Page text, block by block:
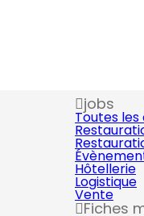
jobs
Toutes
Hôtellerie
Logistique
Vente
Fiches